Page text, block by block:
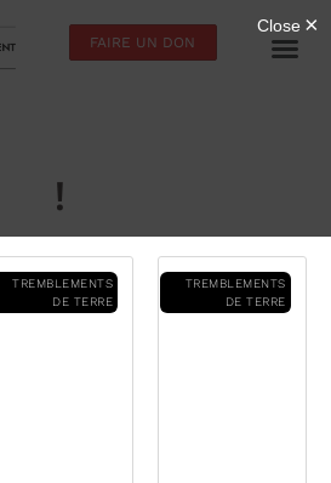
FAIRE UN DON
!
TREMBLEMENTS
DE TERRE
TREMBLEMENTS
DE TERRE